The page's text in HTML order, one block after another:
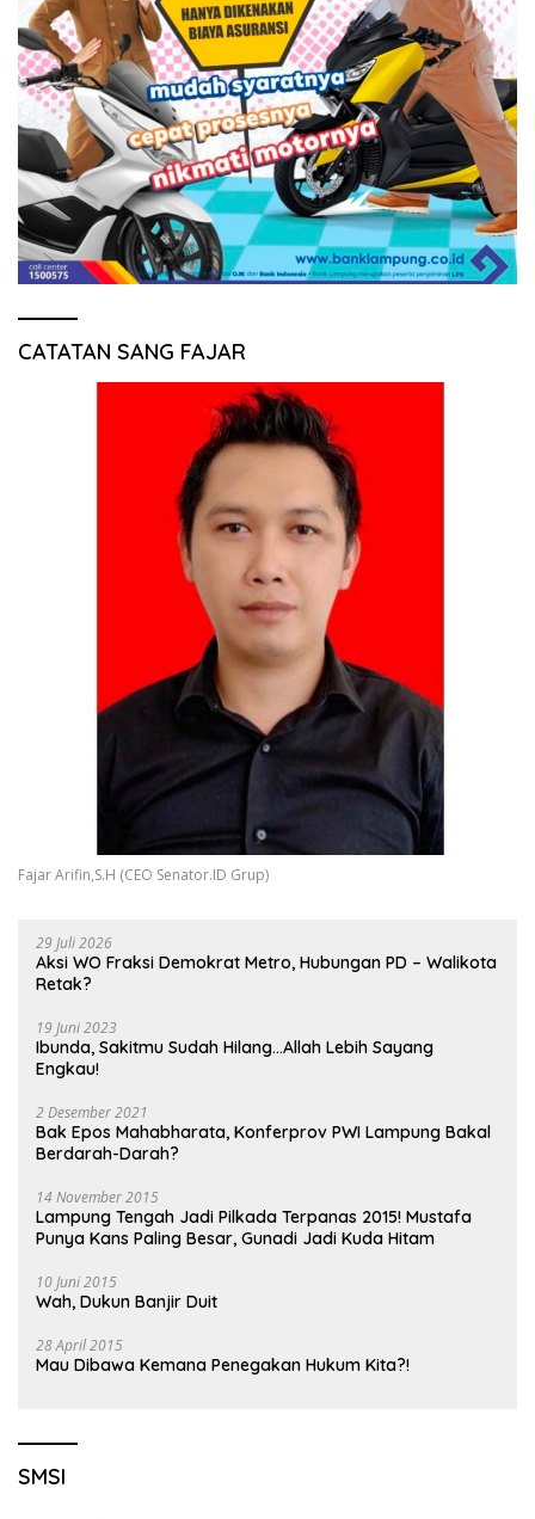
CATATAN SANG FAJAR
Fajar Arifin,S.H (CEO Senator.ID Grup)
29 Juli 2026
Aksi WO Fraksi Demokrat Metro, Hubungan PD – Walikota
Retak?
19 Juni 2023
Ibunda, Sakitmu Sudah Hilang…Allah Lebih Sayang
Engkau!
2 Desember 2021
Bak Epos Mahabharata, Konferprov PWI Lampung Bakal
Berdarah-Darah?
14 November 2015
Lampung Tengah Jadi Pilkada Terpanas 2015! Mustafa
Punya Kans Paling Besar, Gunadi Jadi Kuda Hitam
10 Juni 2015
Wah, Dukun Banjir Duit
28 April 2015
Mau Dibawa Kemana Penegakan Hukum Kita?!
SMSI